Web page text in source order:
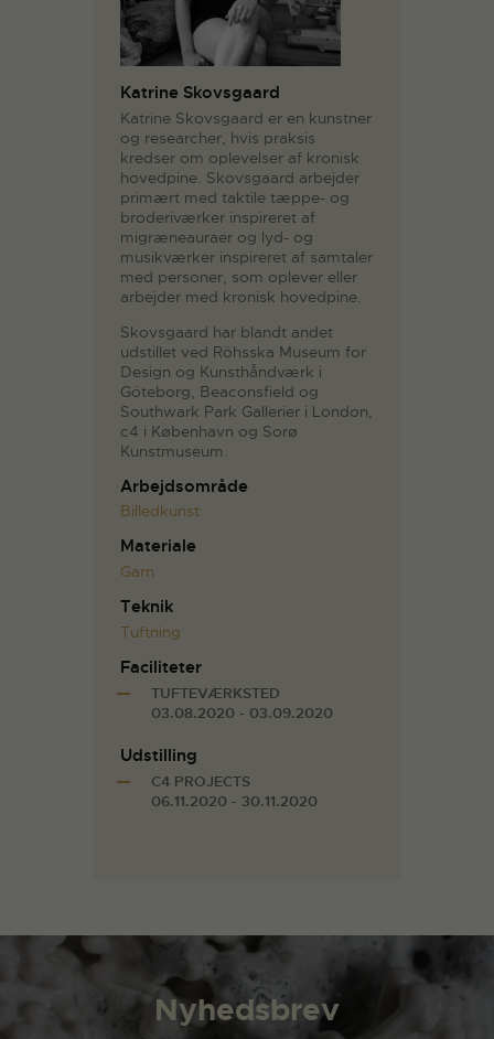
Katrine Skovsgaard
Katrine Skovsgaard er en kunstner
og researcher, hvis praksis
kredser om oplevelser af kronisk
hovedpine. Skovsgaard arbejder
primært med taktile tæppe- og
broderiværker inspireret af
migræneauraer og lyd- og
musikværker inspireret af samtaler
med personer, som oplever eller
arbejder med kronisk hovedpine.
Skovsgaard har blandt andet
udstillet ved Röhsska Museum for
Design og Kunsthåndværk i
Göteborg, Beaconsfield og
Southwark Park Gallerier i London,
c4 i København og Sorø
Kunstmuseum.
Arbejdsområde
Billedkunst
Materiale
Garn
Teknik
Tuftning
Faciliteter
TUFTEVÆRKSTED
03.08.2020 - 03.09.2020
Udstilling
C4 PROJECTS
06.11.2020 - 30.11.2020
Nyhedsbrev